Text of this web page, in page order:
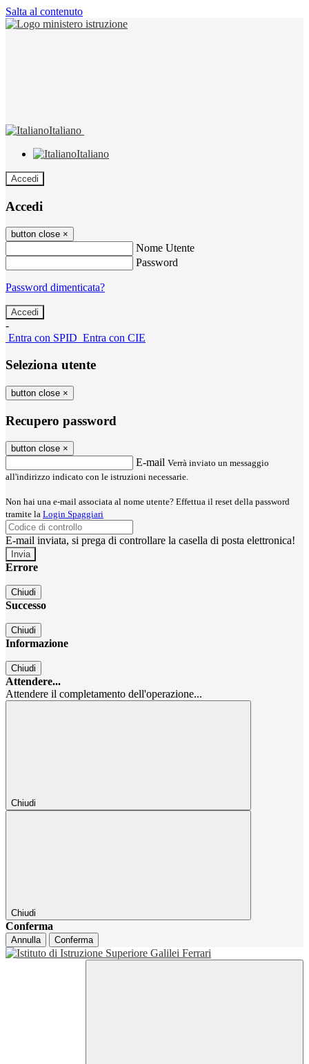
Salta al contenuto
Italiano
Italiano
Accedi
Accedi
button close ×
Nome Utente
Password
Password dimenticata?
-
Entra con SPID Entra con CIE
Seleziona utente
button close ×
Recupero password
button close ×
E-mail Verrà inviato un messaggio
all'indirizzo indicato con le istruzioni necessarie.
Non hai una e-mail associata al nome utente? Effettua il reset della password
tramite la Login Spaggiari
E-mail inviata, si prega di controllare la casella di posta elettronica!
Errore
Chiudi
Successo
Chiudi
Informazione
Chiudi
Attendere...
Attendere il completamento dell'operazione...
Chiudi
Chiudi
Conferma
Annulla Conferma